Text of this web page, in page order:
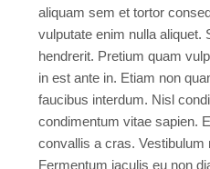
aliquam sem et tortor
vulputate enim nulla aliquet.
hendrerit. Pretium quam
in est ante in. Etiam non
faucibus interdum. Nisl
condimentum vitae sapien.
convallis a cras.
Fermentum iaculis eu non